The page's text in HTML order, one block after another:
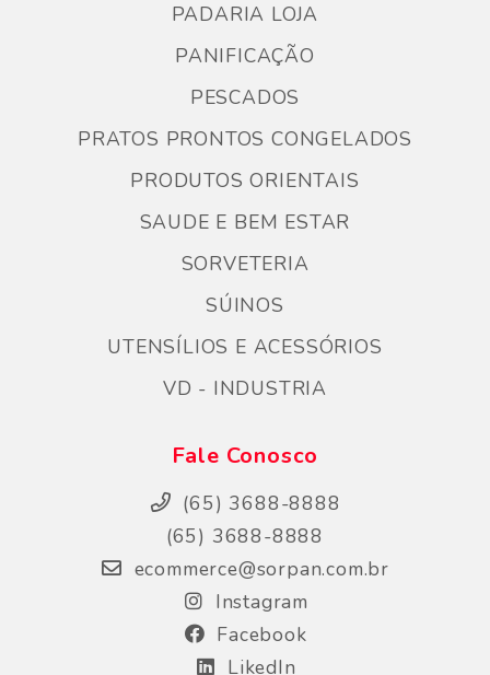
PADARIA LOJA
PANIFICAÇÃO
PESCADOS
PRATOS PRONTOS CONGELADOS
PRODUTOS ORIENTAIS
SAUDE E BEM ESTAR
SORVETERIA
SÚINOS
UTENSÍLIOS E ACESSÓRIOS
VD - INDUSTRIA
Fale Conosco
(65) 3688-8888
(65) 3688-8888
ecommerce@sorpan.com.br
Instagram
Facebook
LikedIn